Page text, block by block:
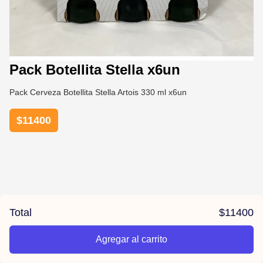
Pack Botellita Stella x6un
Pack Cerveza Botellita Stella Artois 330 ml x6un
$11400
Total $11400
Agregar al carrito
/la-previa-fuentes/product/678118d80fd7097746660f46/